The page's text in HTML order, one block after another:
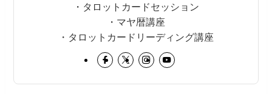
・タロットカードセッション
・マヤ暦講座
・タロットカードリーディング講座